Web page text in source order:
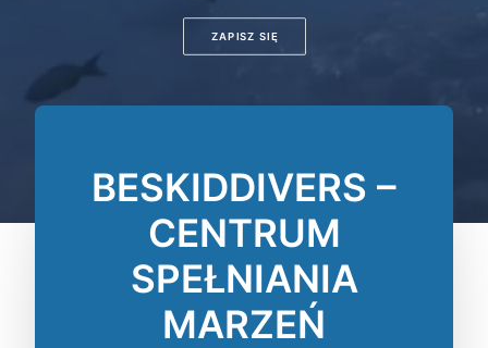
ZAPISZ SIĘ
BESKIDDIVERS –
CENTRUM
SPEŁNIANIA
MARZEŃ